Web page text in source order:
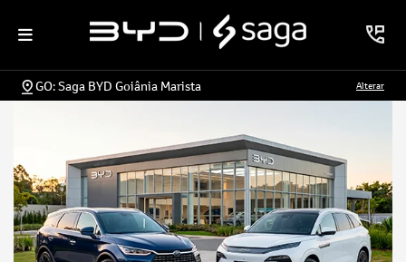
GO: Saga BYD Goiânia Marista Alterar